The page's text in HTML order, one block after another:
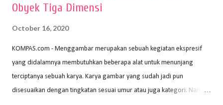
Obyek Tiga Dimensi
October 16, 2020
KOMPAS.com - Menggambar merupakan sebuah kegiatan ekspresif
yang didalamnya membutuhkan beberapa alat untuk menunjang
terciptanya sebuah karya. Karya gambar yang sudah jadi pun
disesuaikan dengan tingkatan sesuai umur atau juga kategori. Namun,